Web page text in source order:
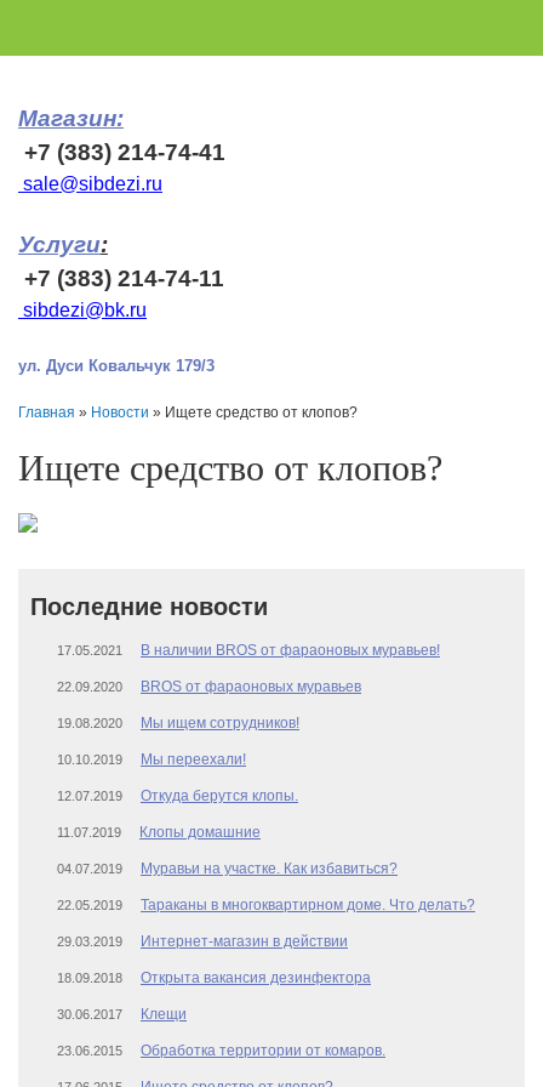
Магазин:
+7 (383) 214-74-41
sale@sibdezi.ru
Услуги:
+7 (383) 214-74-11
sibdezi@bk.ru
ул. Дуси Ковальчук 179/3
Главная » Новости » Ищете средство от клопов?
Ищете средство от клопов?
Последние новости
17.05.2021 В наличии BROS от фараоновых муравьев!
22.09.2020 BROS от фараоновых муравьев
19.08.2020 Мы ищем сотрудников!
10.10.2019 Мы переехали!
12.07.2019 Откуда берутся клопы.
11.07.2019 Клопы домашние
04.07.2019 Муравьи на участке. Как избавиться?
22.05.2019 Тараканы в многоквартирном доме. Что делать?
29.03.2019 Интернет-магазин в действии
18.09.2018 Открыта вакансия дезинфектора
30.06.2017 Клещи
23.06.2015 Обработка территории от комаров.